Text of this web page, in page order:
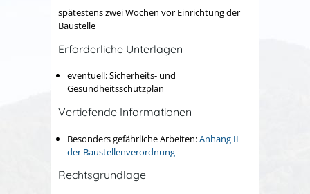
spätestens zwei Wochen vor Einrichtung der
Baustelle
Erforderliche Unterlagen
eventuell: Sicherheits- und
Gesundheitsschutzplan
Vertiefende Informationen
Besonders gefährliche Arbeiten:Anhang II
der Baustellenverordnung
Rechtsgrundlage